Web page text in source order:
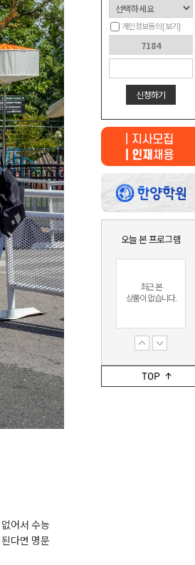
개인정보동의[보기]
신청하기
오늘 본 프로그램
상품이 없습니다.
최근 본
상품이 없습니다.
최근 본
상품이 없습니다.
없어서 수능
된다면 명문